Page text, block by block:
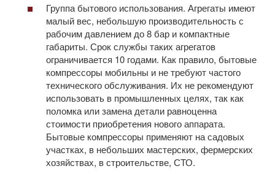
Группа бытового использования. Агрегаты имеют
малый вес, небольшую производительность с
рабочим давлением до 8 бар и компактные
габариты. Срок службы таких агрегатов
ограничивается 10 годами. Как правило, бытовые
компрессоры мобильны и не требуют частого
технического обслуживания. Их не рекомендуют
использовать в промышленных целях, так как
поломка или замена детали равноценна
стоимости приобретения нового аппарата.
Бытовые компрессоры применяют на садовых
участках, в небольших мастерских, фермерских
хозяйствах, в строительстве, СТО.